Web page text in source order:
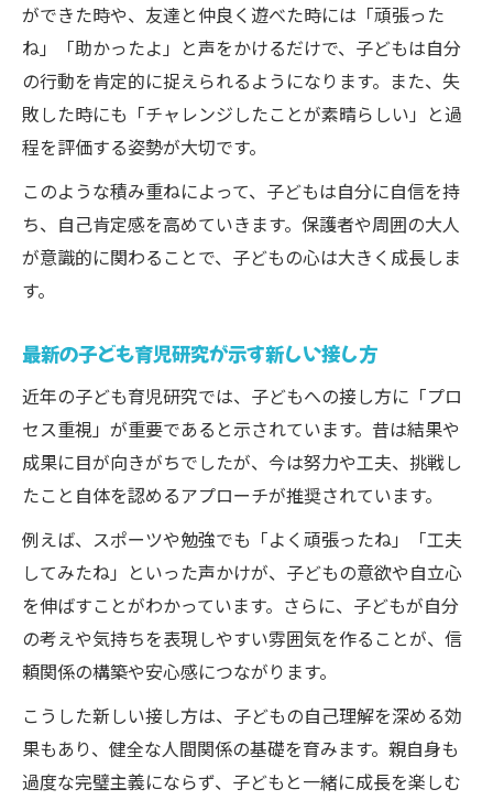
ができた時や、友達と仲良く遊べた時には「頑張った
ね」「助かったよ」と声をかけるだけで、子どもは自分
の行動を肯定的に捉えられるようになります。また、失
敗した時にも「チャレンジしたことが素晴らしい」と過
程を評価する姿勢が大切です。
このような積み重ねによって、子どもは自分に自信を持
ち、自己肯定感を高めていきます。保護者や周囲の大人
が意識的に関わることで、子どもの心は大きく成長しま
す。
最新の子ども育児研究が示す新しい接し方
近年の子ども育児研究では、子どもへの接し方に「プロ
セス重視」が重要であると示されています。昔は結果や
成果に目が向きがちでしたが、今は努力や工夫、挑戦し
たこと自体を認めるアプローチが推奨されています。
例えば、スポーツや勉強でも「よく頑張ったね」「工夫
してみたね」といった声かけが、子どもの意欲や自立心
を伸ばすことがわかっています。さらに、子どもが自分
の考えや気持ちを表現しやすい雰囲気を作ることが、信
頼関係の構築や安心感につながります。
こうした新しい接し方は、子どもの自己理解を深める効
果もあり、健全な人間関係の基礎を育みます。親自身も
過度な完璧主義にならず、子どもと一緒に成長を楽しむ